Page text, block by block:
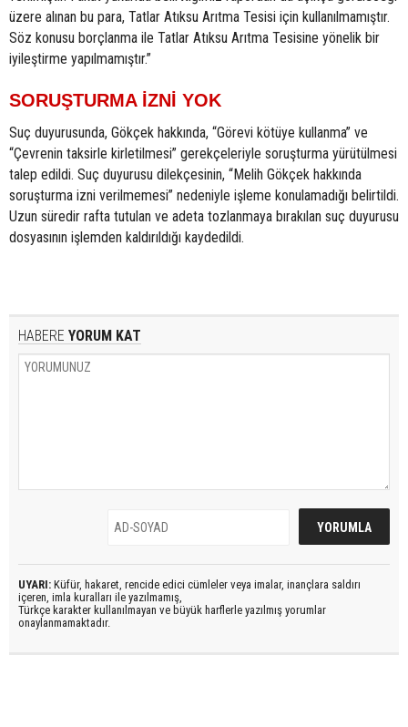
üzere alınan bu para, Tatlar Atıksu Arıtma Tesisi için kullanılmamıştır.
Söz konusu borçlanma ile Tatlar Atıksu Arıtma Tesisine yönelik bir
iyileştirme yapılmamıştır.”
SORUŞTURMA İZNİ YOK
Suç duyurusunda, Gökçek hakkında, “Görevi kötüye kullanma” ve
“Çevrenin taksirle kirletilmesi” gerekçeleriyle soruşturma yürütülmesi
talep edildi. Suç duyurusu dilekçesinin, “Melih Gökçek hakkında
soruşturma izni verilmemesi” nedeniyle işleme konulamadığı belirtildi.
Uzun süredir rafta tutulan ve adeta tozlanmaya bırakılan suç duyurusu
dosyasının işlemden kaldırıldığı kaydedildi.
HABERE YORUM KAT
UYARI: Küfür, hakaret, rencide edici cümleler veya imalar, inançlara saldırı
içeren, imla kuralları ile yazılmamış,
Türkçe karakter kullanılmayan ve büyük harflerle yazılmış yorumlar
onaylanmamaktadır.